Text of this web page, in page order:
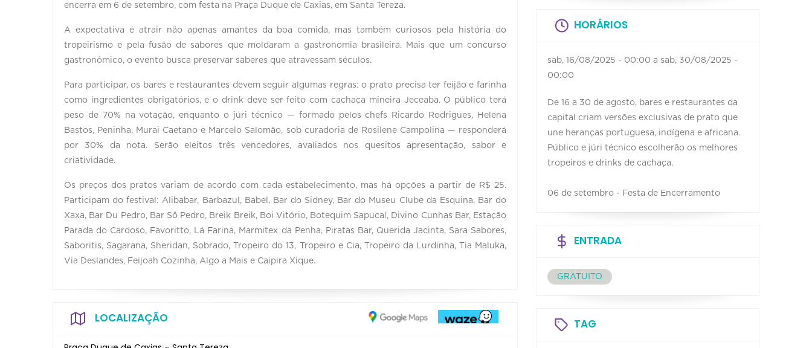
encerra em 6 de setembro, com festa na Praça Duque de Caxias, em Santa Tereza.
A expectativa é atrair não apenas amantes da boa comida, mas também curiosos pela história do
tropeirismo e pela fusão de sabores que moldaram a gastronomia brasileira. Mais que um concurso
gastronômico, o evento busca preservar saberes que atravessam séculos.
Para participar, os bares e restaurantes devem seguir algumas regras: o prato precisa ter feijão e farinha
como ingredientes obrigatórios, e o drink deve ser feito com cachaça mineira Jeceaba. O público terá
peso de 70% na votação, enquanto o júri técnico — formado pelos chefs Ricardo Rodrigues, Helena
Bastos, Peninha, Murai Caetano e Marcelo Salomão, sob curadoria de Rosilene Campolina — responderá
por 30% da nota. Serão eleitos três vencedores, avaliados nos quesitos apresentação, sabor e
criatividade.
Os preços dos pratos variam de acordo com cada estabelecimento, mas há opções a partir de R$ 25.
Participam do festival: Alibabar, Barbazul, Babel, Bar do Sidney, Bar do Museu Clube da Esquina, Bar do
Xaxa, Bar Du Pedro, Bar Sô Pedro, Breik Breik, Boi Vitório, Botequim Sapucaí, Divino Cunhas Bar, Estação
Parada do Cardoso, Favoritto, Lá Farina, Marmitex da Penha, Piratas Bar, Querida Jacinta, Sara Sabores,
Saboritis, Sagarana, Sheridan, Sobrado, Tropeiro do 13, Tropeiro e Cia, Tropeiro da Lurdinha, Tia Maluka,
Via Deslandes, Feijoah Cozinha, Algo a Mais e Caipira Xique.
LOCALIZAÇÃO
HORÁRIOS
sab, 16/08/2025 - 00:00 a sab, 30/08/2025 -
00:00
De 16 a 30 de agosto, bares e restaurantes da
capital criam versões exclusivas de prato que
une heranças portuguesa, indígena e africana.
Público e júri técnico escolherão os melhores
tropeiros e drinks de cachaça.
06 de setembro - Festa de Encerramento
ENTRADA
GRATUITO
TAG